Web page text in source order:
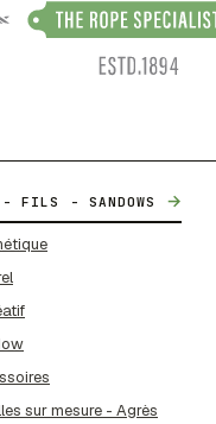
- FILS - SANDOWS →
sur mesure - Agrès